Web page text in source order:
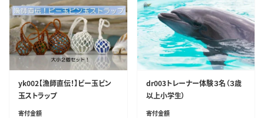
yk002【漁師直伝！】ビー玉ビン
玉ストラップ
寄付金額
dr003トレーナー体験３名（３歳
以上小学生）
寄付金額